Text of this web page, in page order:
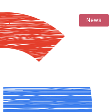
News